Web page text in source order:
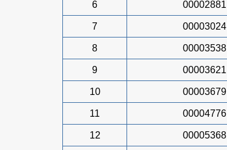
6 00002881
7 00003024
8 00003538
9 00003621
10 00003679
11 00004776
12 00005368